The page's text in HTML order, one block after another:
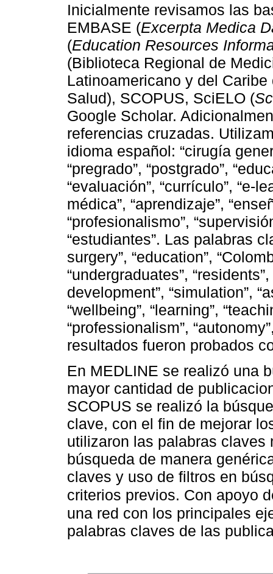
Inicialmente revisamos las
EMBASE (Excerpta Medica
(Education Resources
(Biblioteca Regional de
Latinoamericano y del
Salud), SCOPUS, SciELO (
Google Scholar.
referencias cruzadas.
idioma español: “cirugía
“pregrado”, “postgrado”,
“evaluación”, “currículo”, “e-
médica”, “aprendizaje”,
“profesionalismo”,
“estudiantes”. Las palabras
surgery”, “education”,
“undergraduates”,
development”, “simulation”,
“wellbeing”, “learning”,
“professionalism”,
resultados fueron probados
En MEDLINE se realizó una
mayor cantidad de
SCOPUS se realizó la
clave, con el fin de mejorar
utilizaron las palabras
búsqueda de manera
claves y uso de filtros en
criterios previos. Con apoyo
una red con los principales
palabras claves de las